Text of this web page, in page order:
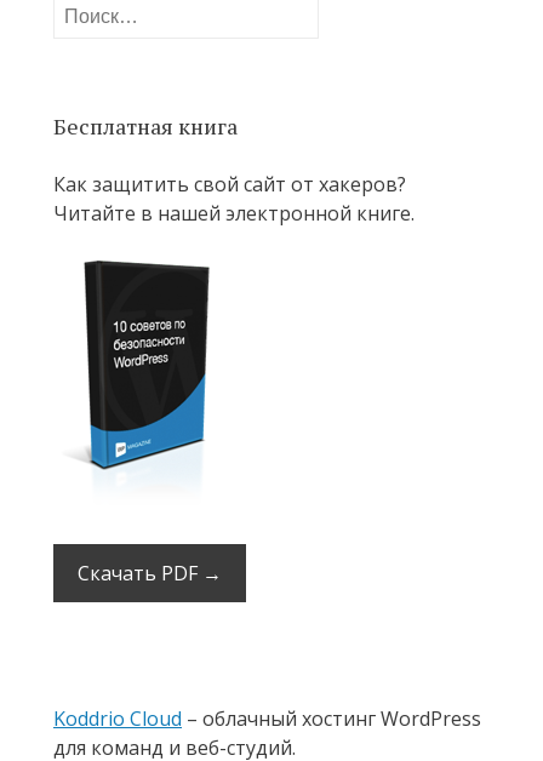
Найти:
Бесплатная книга
Как защитить свой сайт от хакеров?
Читайте в нашей электронной книге.
Скачать PDF →
Koddrio Cloud – облачный хостинг WordPress
для команд и веб-студий.